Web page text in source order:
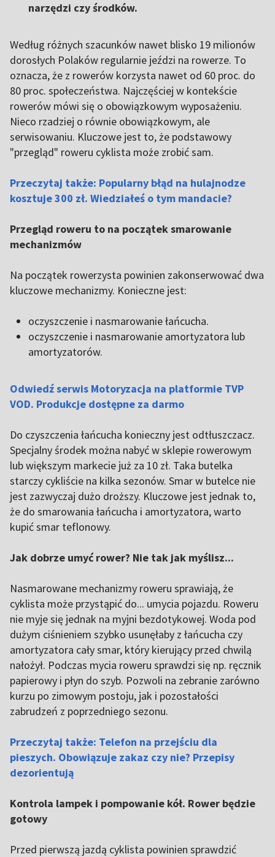
narzędzi czy środków.
Według różnych szacunków nawet blisko 19 milionów
dorosłych Polaków regularnie jeździ na rowerze. To
oznacza, że z rowerów korzysta nawet od 60 proc. do
80 proc. społeczeństwa. Najczęściej w kontekście
rowerów mówi się o obowiązkowym wyposażeniu.
Nieco rzadziej o równie obowiązkowym, ale
serwisowaniu. Kluczowe jest to, że podstawowy
"przegląd" roweru cyklista może zrobić sam.
Przeczytaj także: Popularny błąd na hulajnodze
kosztuje 300 zł. Wiedziałeś o tym mandacie?
Przegląd roweru to na początek smarowanie
mechanizmów
Na początek rowerzysta powinien zakonserwować dwa
kluczowe mechanizmy. Konieczne jest:
oczyszczenie i nasmarowanie łańcucha.
oczyszczenie i nasmarowanie amortyzatora lub
amortyzatorów.
Odwiedź serwis Motoryzacja na platformie TVP
VOD. Produkcje dostępne za darmo
Do czyszczenia łańcucha konieczny jest odtłuszczacz.
Specjalny środek można nabyć w sklepie rowerowym
lub większym markecie już za 10 zł. Taka butelka
starczy cykliście na kilka sezonów. Smar w butelce nie
jest zazwyczaj dużo droższy. Kluczowe jest jednak to,
że do smarowania łańcucha i amortyzatora, warto
kupić smar teflonowy.
Jak dobrze umyć rower? Nie tak jak myślisz...
Nasmarowane mechanizmy roweru sprawiają, że
cyklista może przystąpić do... umycia pojazdu. Roweru
nie myje się jednak na myjni bezdotykowej. Woda pod
dużym ciśnieniem szybko usunęłaby z łańcucha czy
amortyzatora cały smar, który kierujący przed chwilą
nałożył. Podczas mycia roweru sprawdzi się np. ręcznik
papierowy i płyn do szyb. Pozwoli na zebranie zarówno
kurzu po zimowym postoju, jak i pozostałości
zabrudzeń z poprzedniego sezonu.
Przeczytaj także: Telefon na przejściu dla
pieszych. Obowiązuje zakaz czy nie? Przepisy
dezorientują
Kontrola lampek i pompowanie kół. Rower będzie
gotowy
Przed pierwszą jazdą cyklista powinien sprawdzić